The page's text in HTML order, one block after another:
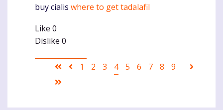
Komentaras
buy cialis where to get tadalafil
Like 0
Dislike 0
Pagination
First Ankstesnis
Puslapis
1 Puslapis
2 Puslapis
3
Current
4 Puslapis
5 Puslapis
6 Puslapis
7 Puslapis
8 Puslapis
9